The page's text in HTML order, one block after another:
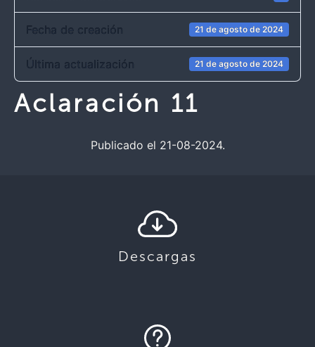
Fecha de creación 21 de agosto de 2024
Última actualización 21 de agosto de 2024
Aclaración 11
Publicado el 21-08-2024.
Descargas